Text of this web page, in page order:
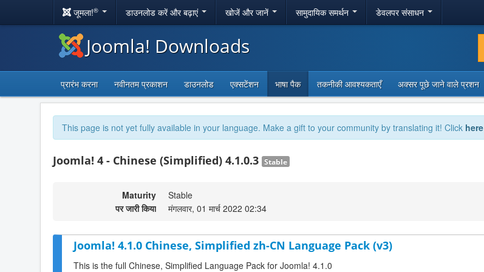
जूमला!® डाउनलोड करें और बढ़ाएं खोजें और जानें सामुदायिक समर्थन डेवलपर संसाधन
Joomla! Downloads
प्रारंभ करना नवीनतम प्रकाशन डाउनलोड एक्सटेंशन भाषा पैक तकनीकी आवश्यकताएँ अक्सर पूछे जाने वाले प्रशन
This page is not yet fully available in your language. Make a gift to your community by translating it! Click here
Joomla! 4 - Chinese (Simplified) 4.1.0.3 Stable
Maturity
Stable
पर जारी किया
मंगलवार, 01 मार्च 2022 02:34
Joomla! 4.1.0 Chinese, Simplified zh-CN Language Pack (v3)
This is the full Chinese, Simplified Language Pack for Joomla! 4.1.0